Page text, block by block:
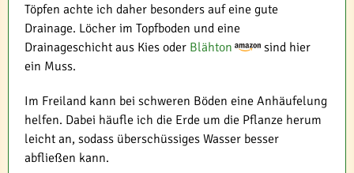
Töpfen achte ich daher besonders auf eine gute
Drainage. Löcher im Topfboden und eine
Drainageschicht aus Kies oder Blähton
sind hier
ein Muss.
Im Freiland kann bei schweren Böden eine Anhäufelung
helfen. Dabei häufle ich die Erde um die Pflanze herum
leicht an, sodass überschüssiges Wasser besser
abfließen kann.